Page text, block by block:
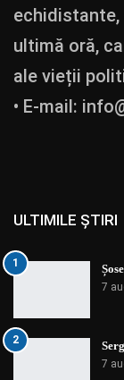
ultimă oră,
ale vieții
• E-mail:
ULTIMILE ȘTIRI
1
7
2
7